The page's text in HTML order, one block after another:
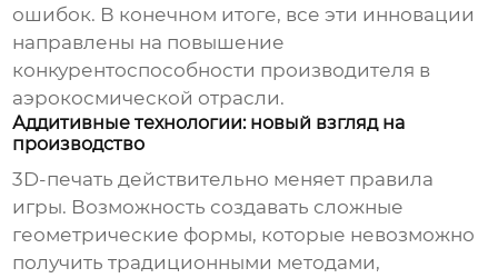
ошибок. В конечном итоге, все эти инновации
направлены на повышение
конкурентоспособности производителя в
аэрокосмической отрасли.
Аддитивные технологии: новый взгляд на
производство
3D-печать действительно меняет правила
игры. Возможность создавать сложные
геометрические формы, которые невозможно
получить традиционными методами,